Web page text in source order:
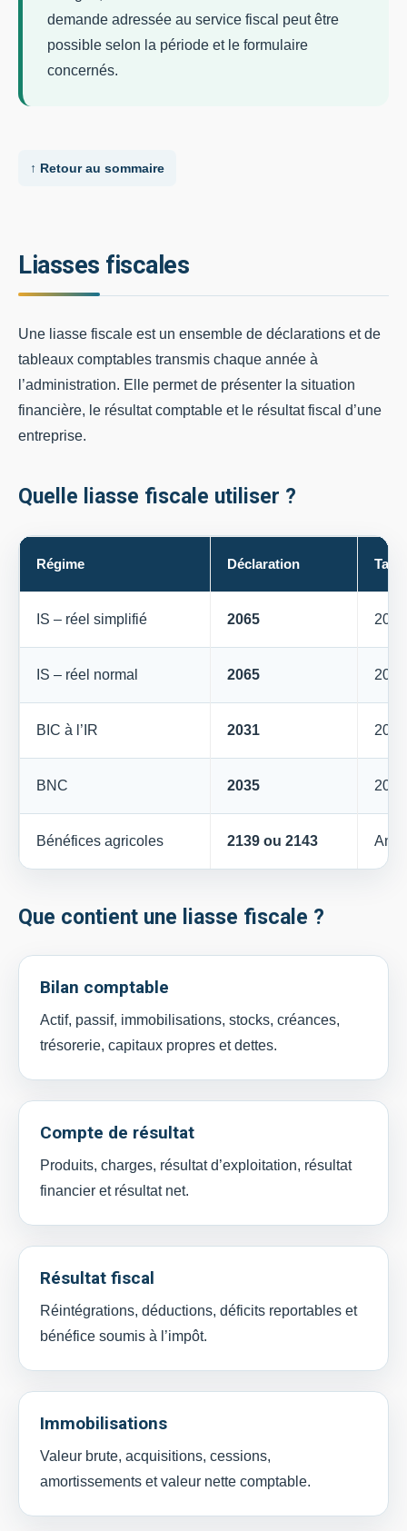
demande adressée au service fiscal peut être
possible selon la période et le formulaire
concernés.
↑ Retour au sommaire
Liasses fiscales
Une liasse fiscale est un ensemble de déclarations et de
tableaux comptables transmis chaque année à
l’administration. Elle permet de présenter la situation
financière, le résultat comptable et le résultat fiscal d’une
entreprise.
Quelle liasse fiscale utiliser ?
Régime Déclaration
IS – réel simplifié 2065
IS – réel normal 2065
BIC à l’IR 2031
BNC 2035
Bénéfices agricoles 2139 ou 2143
Que contient une liasse fiscale ?
Bilan comptable
Actif, passif, immobilisations, stocks, créances,
trésorerie, capitaux propres et dettes.
Compte de résultat
Produits, charges, résultat d’exploitation, résultat
financier et résultat net.
Résultat fiscal
Réintégrations, déductions, déficits reportables et
bénéfice soumis à l’impôt.
Immobilisations
Valeur brute, acquisitions, cessions,
amortissements et valeur nette comptable.